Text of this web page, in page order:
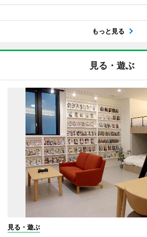
もっと見る
見る・遊ぶ
見る・遊ぶ